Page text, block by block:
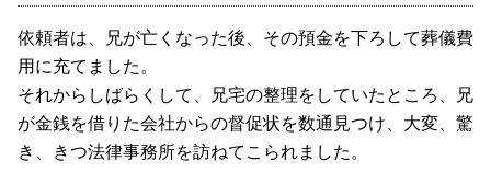
依頼者は、兄が亡くなった後、その預金を下ろして葬儀費
用に充てました。
それからしばらくして、兄宅の整理をしていたところ、兄
が金銭を借りた会社からの督促状を数通見つけ、大変、驚
き、きつ法律事務所を訪ねてこられました。